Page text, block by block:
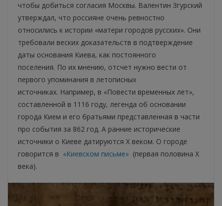
чтобы добиться согласия Москвы. Валентин Згурский
утверждал, что россияне очень ревностно
относились к истории «матери городов русских». Они
требовали веских доказательств в подтверждение
даты основания Киева, как постоянного
поселения. По их мнению, отсчет нужно вести от
первого упоминания в летописных
источниках. Например, в «Повести временных лет»,
составленной в 1116 году, легенда об основании
города Кием и его братьями представленная в части
про события за 862 год. А ранние исторические
источники о Киеве датируются Х веком. О городе
говорится в «Киевском письме» (первая половина Х
века).